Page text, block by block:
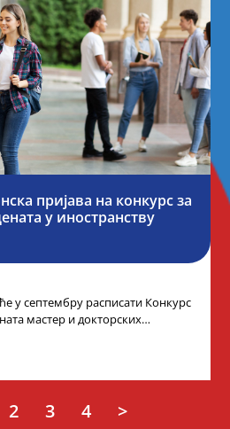
пријава на конкурс за
у иностранству
у септембру расписати Конкурс
мастер и докторских
2 3 4 >